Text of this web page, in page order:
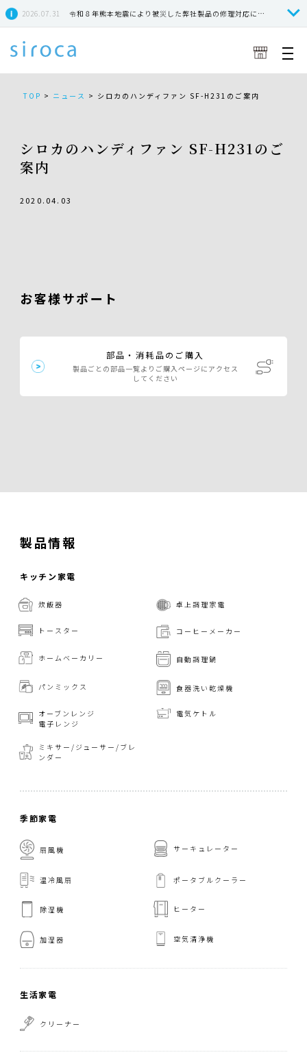
2026.07.31 令和８年熊本地震により被災した弊社製品の修理対応につきまして
TOP > ニュース > シロカのハンディファン SF-H231のご案内
シロカのハンディファン SF-H231のご
案内
2020.04.03
お客様サポート
部品・消耗品のご購入
製品ごとの部品一覧よりご購入ページにアクセス
してください
製品情報
キッチン家電
炊飯器 卓上調理家電
トースター コーヒーメーカー
ホームベーカリー 自動調理鍋
パンミックス 食器洗い乾燥機
オーブンレンジ
電子レンジ
電気ケトル
ミキサー/ジューサー/ ブレ
ンダー
季節家電
扇風機 サーキュレーター
温冷風扇 ポータブルクーラー
除湿機 ヒーター
加湿器 空気清浄機
生活家電
クリーナー